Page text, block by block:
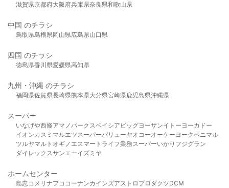
滋賀県京都府大阪府兵庫県奈良県和歌山県
中国 のチラシ
鳥取県島根県岡山県広島県山口県
四国 のチラシ
徳島県香川県愛媛県高知県
九州・沖縄 のチラシ
福岡県佐賀県長崎県熊本県大分県宮崎県鹿児島県沖縄県
スーパー
いなげや西條アマノパークスベイシア ビッグヨーサンイトーヨーカドー
イオンカスミ マルエツスーパーバリューヤオコーオーケー ヨークベニマル
ツルヤマルト オギノ エスマート ライフ業務スーパーいかり フジグラン
ダイレックスサンエーイズミヤ
ホームセンター
島忠 コメリ ナフコ コーナンカインズアストロプロダクツDCM